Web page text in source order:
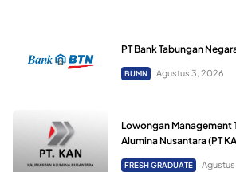
PT Bank Tabungan
BUMN Agustus 3, 2026
Lowongan Management
Alumina Nusantara (PT
FRESH GRADUATE